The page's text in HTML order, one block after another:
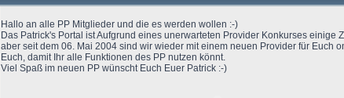
Hallo an alle PP Mitglieder und die es werden wollen :-)
Das Patrick's Portal ist Aufgrund eines unerwarteten Provider Konkurses einige
aber seit dem 06. Mai 2004 sind wir wieder mit einem neuen Provider für Euch
Euch, damit Ihr alle Funktionen des PP nutzen könnt.
Viel Spaß im neuen PP wünscht Euch Euer Patrick :-)